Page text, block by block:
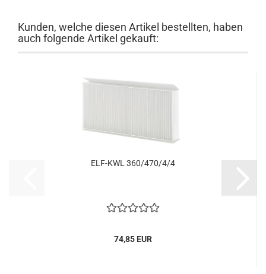
Kunden, welche diesen Artikel bestellten, haben
auch folgende Artikel gekauft:
ELF-KWL 360/470/4/4
74,85 EUR